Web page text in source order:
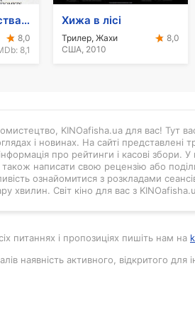
У випадку вбивства набирайте "М"
8,0
8,1
Хижа в лісі
Трилер, Жахи
США, 2010
8,0
KINOafisha.ua для вас! Тут
і новинах. На сайті
про рейтинги і касові збори.
також написати свою рецензію або
ознайомитися з розкладами
хвилин. Світ кіно для вас з
питаннях і пропозиціях пишіть нам на
наявність активного, відкритого для